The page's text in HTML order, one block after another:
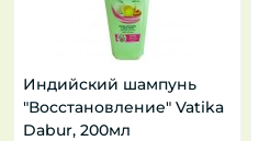
Индийский шампунь
"Восстановление" Vatika
Dabur, 200мл